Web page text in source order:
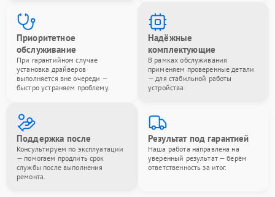
Приоритетное
обслуживание
При гарантийном случае
установка драйверов
выполняется вне очереди —
быстро устраняем проблему.
Надёжные
комплектующие
В рамках обслуживания
применяем проверенные детали
— для стабильной работы
устройства.
Поддержка после
Консультируем по эксплуатации
— помогаем продлить срок
службы после выполнения
ремонта.
Результат под гарантией
Наша работа направлена на
уверенный результат — берём
ответственность за итог.